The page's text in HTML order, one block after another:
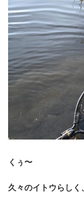
くぅ〜
久々のイトウらしく